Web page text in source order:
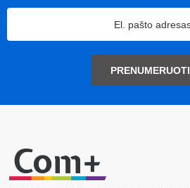
PRENUMERUOTI